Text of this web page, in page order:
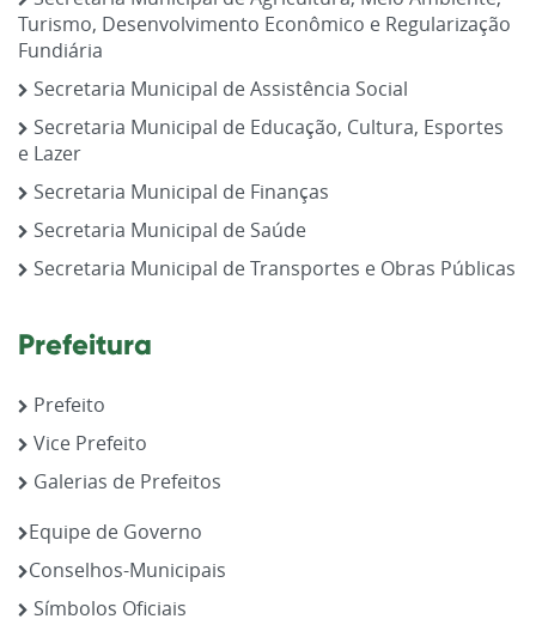
Turismo, Desenvolvimento Econômico e Regularização
Fundiária
Secretaria Municipal de Assistência Social
Secretaria Municipal de Educação, Cultura, Esportes
e Lazer
Secretaria Municipal de Finanças
Secretaria Municipal de Saúde
Secretaria Municipal de Transportes e Obras Públicas
Prefeitura
Prefeito
Vice Prefeito
Galerias de Prefeitos
Equipe de Governo
Conselhos-Municipais
Símbolos Oficiais